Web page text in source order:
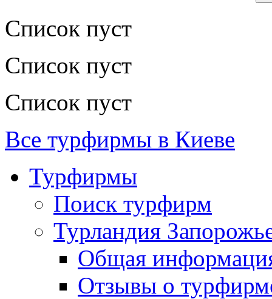
Список пуст
Список пуст
Список пуст
Все турфирмы в Киеве
Турфирмы
Поиск турфирм
Турландия
Общая
Отзывы о